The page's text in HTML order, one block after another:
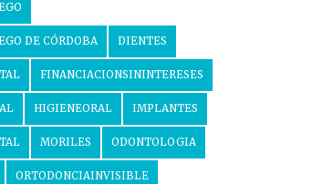
DE CÓRDOBA DIENTES
FINANCIACIONSININTERESES
HIGIENEORAL IMPLANTES
MORILES ODONTOLOGIA
ORTODONCIAINVISIBLE